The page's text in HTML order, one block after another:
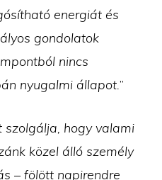
energiát és
gondolatok
nincs
nyugalmi állapot.”
szolgálja, hogy valami
közel álló személy
– fölött napirendre